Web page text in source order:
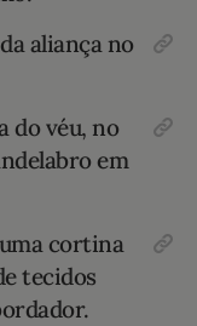
aliança no
do véu, no
em
cor­tina
tecidos